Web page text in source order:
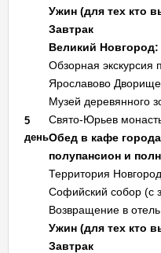
Ужин (для тех кто
5
день
Завтрак
Великий Новгород:
Обзорная экскурсия
Ярославово
Музей деревянного
Свято-Юрьев
Обед в кафе
полупансион и
Территория
Софийский собор (с
Возвращение в отель
Ужин (для тех кто
Завтрак